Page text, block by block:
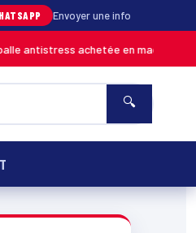
Envoyer une info
achetée en magasin MARTINIQUE
🔍